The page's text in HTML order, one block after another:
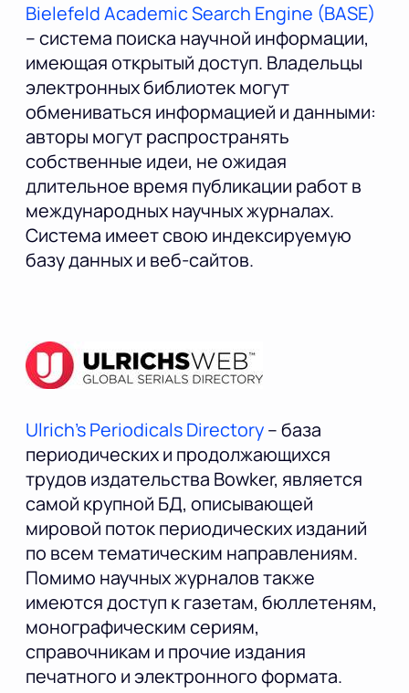
Bielefeld Academic Search Engine (BASE)
– система поиска научной информации,
имеющая открытый доступ. Владельцы
электронных библиотек могут
обмениваться информацией и данными:
авторы могут распространять
собственные идеи, не ожидая
длительное время публикации работ в
международных научных журналах.
Система имеет свою индексируемую
базу данных и веб-сайтов.
Ulrich's Periodicals Directory– база
периодических и продолжающихся
трудов издательства Bowker, является
самой крупной БД, описывающей
мировой поток периодических изданий
по всем тематическим направлениям.
Помимо научных журналов также
имеются доступ к газетам, бюллетеням,
монографическим сериям,
справочникам и прочие издания
печатного и электронного формата.